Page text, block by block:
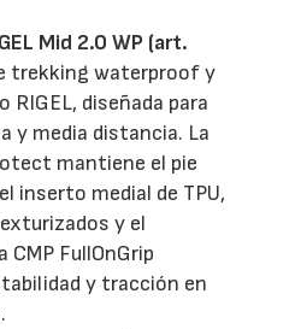
Mid 2.0 WP (art.
trekking waterproof y
RIGEL, diseñada para
y media distancia. La
mantiene el pie
inserto medial de TPU,
y el
FullOnGrip
y tracción en